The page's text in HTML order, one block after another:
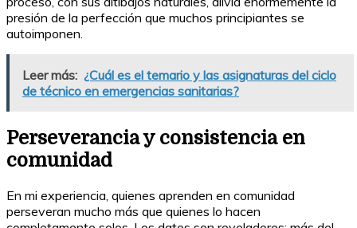
presión de la perfección que muchos principiantes se
autoimponen.
Leer más: ¿Cuál es el temario y las asignaturas del ciclo
de técnico en emergencias sanitarias?
Perseverancia y consistencia en
comunidad
En mi experiencia, quienes aprenden en comunidad
perseveran mucho más que quienes lo hacen